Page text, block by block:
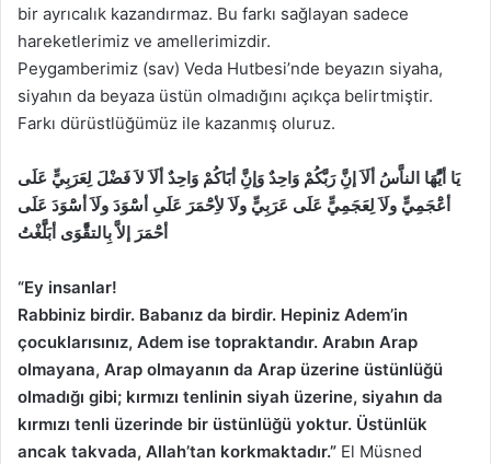
bir ayrıcalık kazandırmaz. Bu farkı sağlayan sadece
hareketlerimiz ve amellerimizdir.
Peygamberimiz (sav) Veda Hutbesi’nde beyazın siyaha,
siyahın da beyaza üstün olmadığını açıkça belirtmiştir.
Farkı dürüstlüğümüz ile kazanmış oluruz.
يَا أيَُّهَا الناَّسُ ألَاَ إنَِّ رَبَّكُمْ وَاحِدٌ وَإنَِّ أبََاكُمْ وَاحِدٌ ألَاَ لاَ فَضْلَ لِعَرَبِيٍّ عَلَى
أعَْجَمِيٍّ ولَاَ لِعَجَمِيٍّ عَلَى عَرَبِيٍّ ولَاَ لأِحَْمَرَ عَلَىِ أسَْوَدَ ولَاَ أسَْوَدَ عَلَى
أحَْمَرَ إلاَّ بِالتقَّْوَى أبَلََّغْتُ
“Ey insanlar!
Rabbiniz birdir. Babanız da birdir. Hepiniz Adem’in
çocuklarısınız, Adem ise topraktandır. Arabın Arap
olmayana, Arap olmayanın da Arap üzerine üstünlüğü
olmadığı gibi; kırmızı tenlinin siyah üzerine, siyahın da
kırmızı tenli üzerinde bir üstünlüğü yoktur. Üstünlük
ancak takvada, Allah’tan korkmaktadır.” El Müsned